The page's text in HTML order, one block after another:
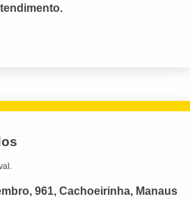
961, Cachoeirinha, Manaus